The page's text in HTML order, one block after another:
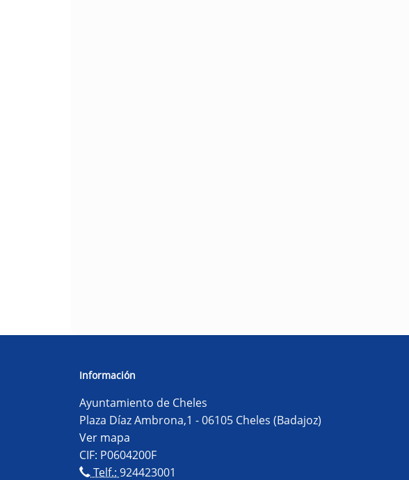
Información
Ayuntamiento de Cheles
Plaza Díaz Ambrona,1 - 06105 Cheles (Badajoz)
Ver mapa
CIF: P0604200F
Telf.:924423001